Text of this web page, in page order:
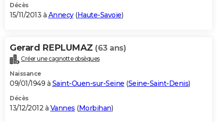
Décès
15/11/2013 à Annecy(Haute-Savoie)
Gerard REPLUMAZ (63 ans)
Créer une cagnotte obsèques
Naissance
09/01/1949 à Saint-Ouen-sur-Seine (Seine-Saint-Denis)
Décès
13/12/2012 à Vannes (Morbihan)